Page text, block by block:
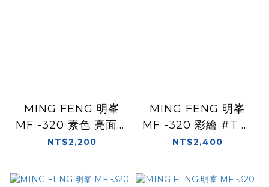
MING FENG 明峯
MF -320 素色 亮面白
3/4罩
NT$2,200
MING FENG 明峯
MF -320 彩繪 #T 白
3/4罩
NT$2,400